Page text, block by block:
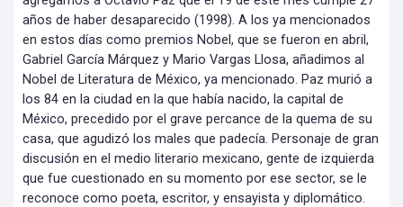
años de haber desaparecido (1998). A los ya mencionados
en estos días como premios Nobel, que se fueron en abril,
Gabriel García Márquez y Mario Vargas Llosa, añadimos al
Nobel de Literatura de México, ya mencionado. Paz murió a
los 84 en la ciudad en la que había nacido, la capital de
México, precedido por el grave percance de la quema de su
casa, que agudizó los males que padecía. Personaje de gran
discusión en el medio literario mexicano, gente de izquierda
que fue cuestionado en su momento por ese sector, se le
reconoce como poeta, escritor, y ensayista y diplomático.